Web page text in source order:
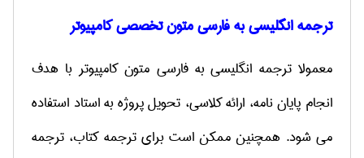
ترجمه انگلیسی به فارسی متون تخصصی کامپیوتر
معمولا ترجمه انگلیسی به فارسی متون کامپیوتر با هدف
انجام پایان نامه، ارائه کلاسی، تحویل پروژه به استاد استفاده
می شود. همچنین ممکن است برای ترجمه کتاب، ترجمه